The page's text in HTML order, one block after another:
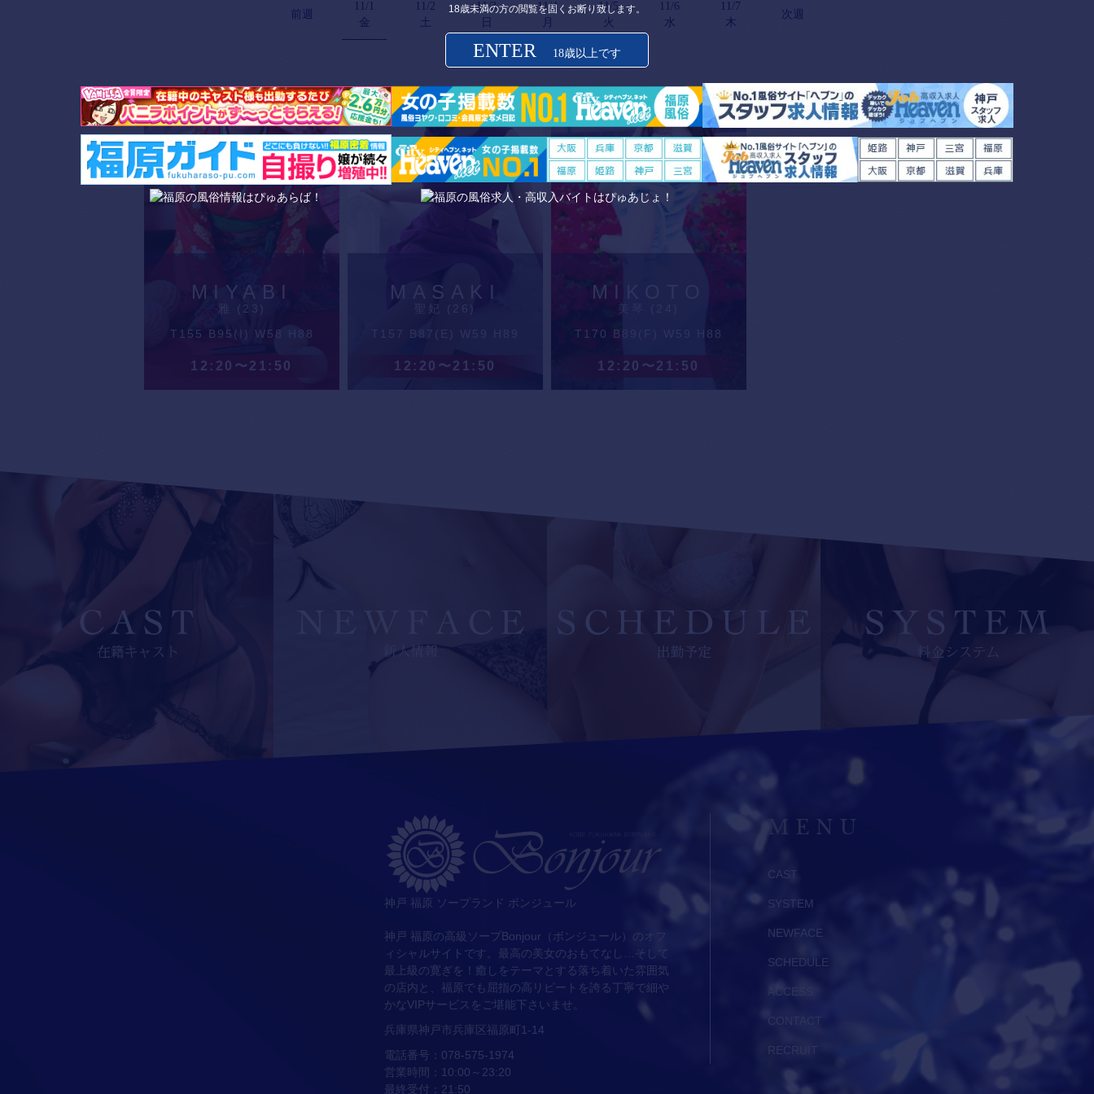
18歳未満の方の閲覧を固くお断り致します。
ENTER 18歳以上です
前週
11/1
金
11/2
土
11/3
日
11/4
月
11/5
火
11/6
水
11/7
木
次週
MIYABI
雅 (23)
T155 B95(I) W58 H88
12:20〜21:50
MASAKI
聖妃 (26)
T157 B87(E) W59 H89
12:20〜21:50
MIKOTO
美琴 (24)
T170 B89(F) W59 H88
12:20〜21:50
神戸 福原 ソープランド ボンジュール
神戸 福原の高級ソープBonjour（ボンジュール）のオフ
ィシャルサイトです。最高の美女のおもてなし…そして
最上級の寛ぎを！癒しをテーマとする落ち着いた雰囲気
の店内と、福原でも屈指の高リピートを誇る丁寧で細や
かなVIPサービスをご堪能下さいませ。
兵庫県神戸市兵庫区福原町1-14
電話番号：078-575-1974
営業時間：10:00～23:20
最終受付：21:50
MENU
CAST
SYSTEM
NEWFACE
SCHEDULE
CONTACT
RECRUIT